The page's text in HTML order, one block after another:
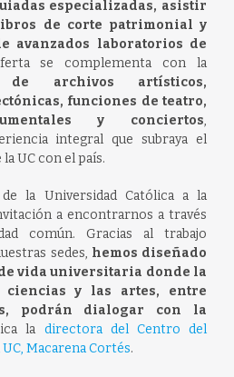
especializadas, asistir
de corte patrimonial y
avanzados laboratorios de
se complementa con la
archivos artísticos,
funciones de teatro,
y conciertos,
integral que subraya el
UC con el país.
la Universidad Católica a la
a encontrarnos a través
común. Gracias al trabajo
sedes, hemos diseñado
vida universitaria donde la
ciencias y las artes, entre
podrán dialogar con la
la directora del Centro del
Macarena Cortés.